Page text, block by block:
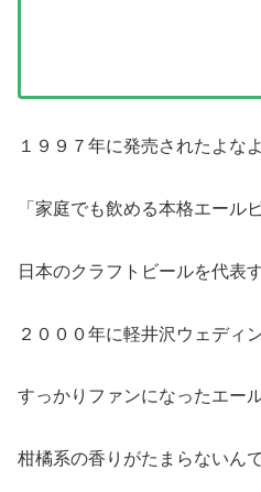
１９９７年に発売されたよな
「家庭でも飲める本格エール
日本のクラフトビールを代表
２０００年に軽井沢ウェディ
すっかりファンになったエー
柑橘系の香りがたまらないん